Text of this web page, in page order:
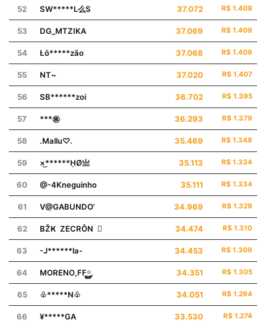
52 SW*****L么S 37.072 R$ 1.409
53 DG_MTZIKA 37.069 R$ 1.409
54 Łō*****zão 37.068 R$ 1.409
55 NTㅤ~ 37.020 R$ 1.407
56 SB******zoi 36.702 R$ 1.395
57 ***㊑ 36.293 R$ 1.379
58 .Mallu♡. 35.469 R$ 1.348
59 ×͜******ḤØ亗 35.113 R$ 1.334
60 @-4Kneguinho 35.111 R$ 1.334
61 V@GABUNDO' 34.969 R$ 1.329
62 BŽҜ ZECRÔN  34.474 R$ 1.310
63 -J******la- 34.453 R$ 1.309
64 MORENOㅤ,FF࿆, 34.351 R$ 1.305
65 ♧*****N♧ 34.051 R$ 1.294
66 ¥*****GA 33.530 R$ 1.274